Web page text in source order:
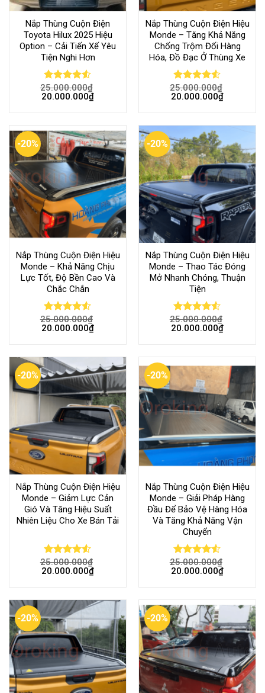
Nắp Thùng Cuộn Điện
Toyota Hilux 2025 Hiệu
Option – Cải Tiến Xế Yêu
Tiện Nghi Hơn
Rated4.53
out of 5
25.000.000₫
20.000.000₫
Nắp Thùng Cuộn Điện Hiệu
Monde – Tăng Khả Năng
Chống Trộm Đối Hàng
Hóa, Đồ Đạc Ở Thùng Xe
Rated
4.50out
25.000.000₫
20.000.000₫
-20%
Nắp Thùng Cuộn Điện Hiệu
Monde – Khả Năng Chịu
Lực Tốt, Độ Bền Cao Và
Chắc Chắn
Rated
4.50out
25.000.000₫
20.000.000₫
-20%
Nắp Thùng Cuộn Điện Hiệu
Monde – Thao Tác Đóng
Mở Nhanh Chóng, Thuận
Tiện
Rated
4.50out
25.000.000₫
20.000.000₫
-20%
Nắp Thùng Cuộn Điện Hiệu
Monde – Giảm Lực Cản
Gió Và Tăng Hiệu Suất
Nhiên Liệu Cho Xe Bán Tải
Rated
4.50out
25.000.000₫
20.000.000₫
-20%
Nắp Thùng Cuộn Điện Hiệu
Monde – Giải Pháp Hàng
Đầu Để Bảo Vệ Hàng Hóa
Và Tăng Khả Năng Vận
Chuyển
Rated
4.50out
25.000.000₫
20.000.000₫
-20% -20%